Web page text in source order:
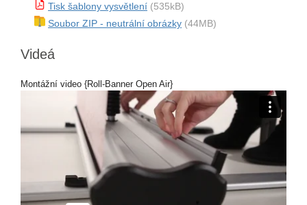
Tisk šablony vysvětlení (535kB)
Soubor ZIP - neutrální obrázky (44MB)
Videá
Montážní video {Roll-Banner Open Air}